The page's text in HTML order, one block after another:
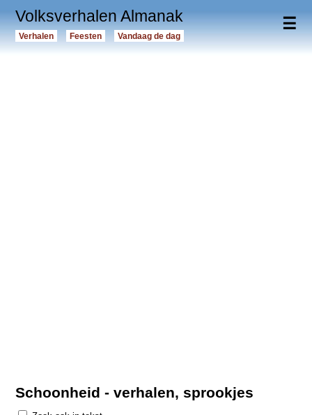
☰
Volksverhalen Almanak
Verhalen Feesten Vandaag de dag
Schoonheid - verhalen, sprookjes